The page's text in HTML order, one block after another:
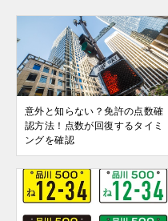
意外と知らない？免許の点数確
認方法！点数が回復するタイミ
ングを確認